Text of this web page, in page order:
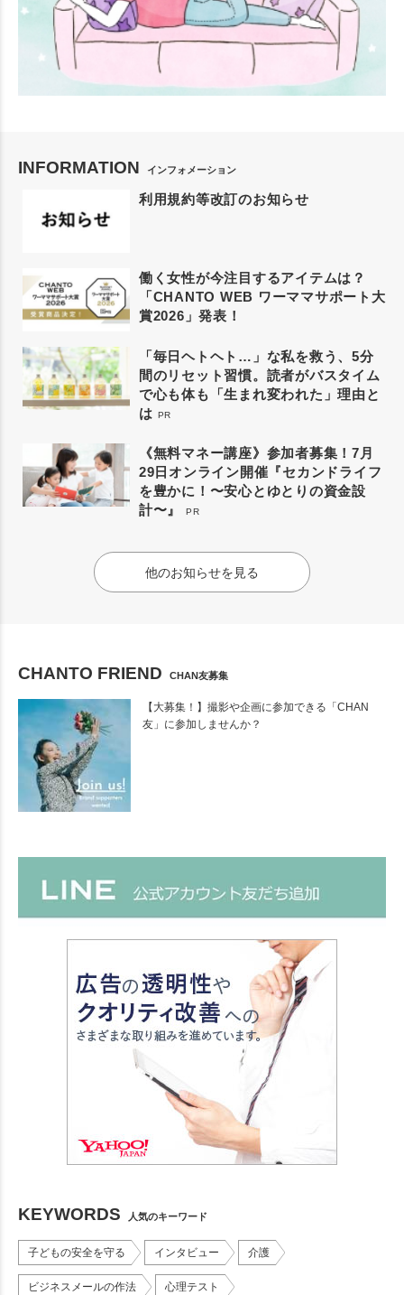
INFORMATION インフォメーション
利用規約等改訂のお知らせ
働く女性が今注目するアイテムは？
「CHANTO WEB ワーママサポート大
賞2026」発表！
「毎日ヘトヘト…」な私を救う、5分
間のリセット習慣。読者がバスタイム
で心も体も「生まれ変われた」理由と
は PR
《無料マネー講座》参加者募集！7月
29日オンライン開催『セカンドライフ
を豊かに！〜安心とゆとりの資金設
計〜』
PR
他のお知らせを見る
CHANTO FRIEND CHAN友募集
【大募集！】撮影や企画に参加できる「CHAN
友」に参加しませんか？
KEYWORDS 人気のキーワード
子どもの安全を守る インタビュー 介護
ビジネスメールの作法 心理テスト